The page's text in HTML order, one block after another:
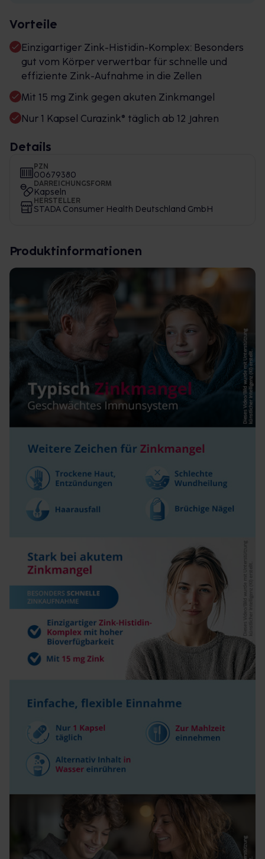
Vorteile
Einzigartiger Zink-Histidin-Komplex: Besonders
gut vom Körper verwertbar für schnelle und
effiziente Zink-Aufnahme in die Zellen
Mit 15 mg Zink gegen akuten Zinkmangel
Nur 1 Kapsel Curazink® täglich ab 12 Jahren
Details
PZN
00679380
DARREICHUNGSFORM
Kapseln
HERSTELLER
STADA Consumer Health Deutschland GmbH
Produktinformationen